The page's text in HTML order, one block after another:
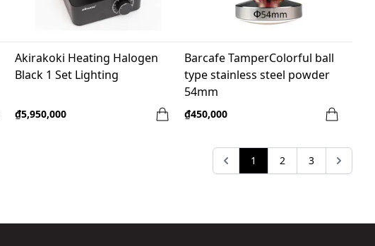
Akirakoki Heating Halogen
Black 1 Set Lighting
₫5,950,000
Barcafe TamperColorful ball
type stainless steel powder
54mm
₫450,000
1 2 3